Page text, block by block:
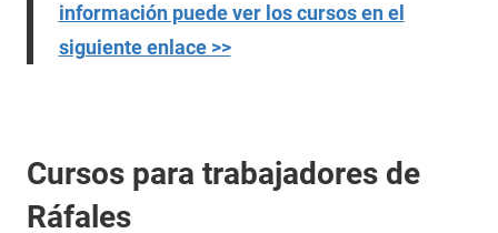
información puede ver los cursos en el
siguiente enlace >>
Cursos para trabajadores de
Ráfales